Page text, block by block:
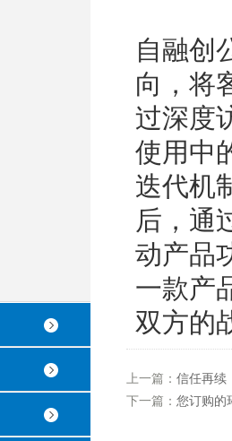
自融创
向，将
过深度
使用中
迭代机
后，通
动产品
一款产
双方的
上一篇： 信任再续
下一篇： 您订购的